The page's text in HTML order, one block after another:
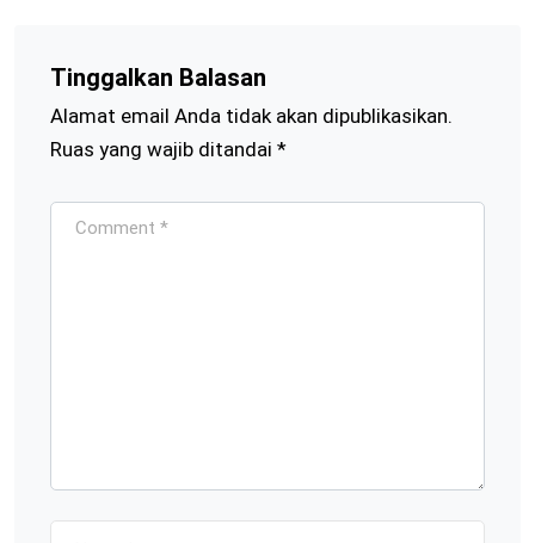
Tinggalkan Balasan
Alamat email Anda tidak akan dipublikasikan.
Ruas yang wajib ditandai *